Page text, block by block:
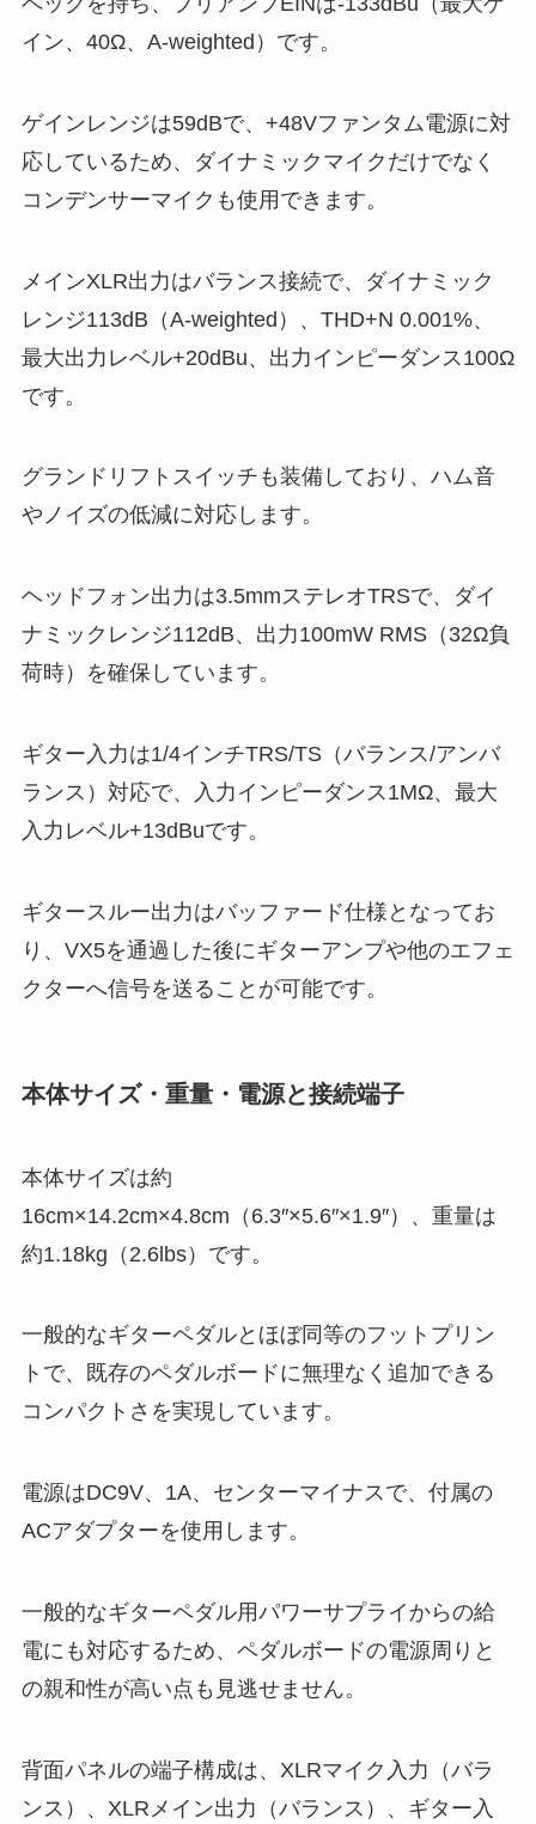
イン、40Ω、A-weighted）です。
ゲインレンジは59dBで、+48Vファンタム電源に対
応しているため、ダイナミックマイクだけでなく
コンデンサーマイクも使用できます。
メインXLR出力はバランス接続で、ダイナミック
レンジ113dB（A-weighted）、THD+N 0.001%、
最大出力レベル+20dBu、出力インピーダンス100Ω
です。
グランドリフトスイッチも装備しており、ハム音
やノイズの低減に対応します。
ヘッドフォン出力は3.5mmステレオTRSで、ダイ
ナミックレンジ112dB、出力100mW RMS（32Ω負
荷時）を確保しています。
ギター入力は1/4インチTRS/TS（バランス/アンバ
ランス）対応で、入力インピーダンス1MΩ、最大
入力レベル+13dBuです。
ギタースルー出力はバッファード仕様となってお
り、VX5を通過した後にギターアンプや他のエフェ
クターへ信号を送ることが可能です。
本体サイズ・重量・電源と接続端子
本体サイズは約
16cm×14.2cm×4.8cm（6.3″×5.6″×1.9″）、重量は
約1.18kg（2.6lbs）です。
一般的なギターペダルとほぼ同等のフットプリン
トで、既存のペダルボードに無理なく追加できる
コンパクトさを実現しています。
電源はDC9V、1A、センターマイナスで、付属の
ACアダプターを使用します。
一般的なギターペダル用パワーサプライからの給
電にも対応するため、ペダルボードの電源周りと
の親和性が高い点も見逃せません。
背面パネルの端子構成は、XLRマイク入力（バラ
ンス）、XLRメイン出力（バランス）、ギター入